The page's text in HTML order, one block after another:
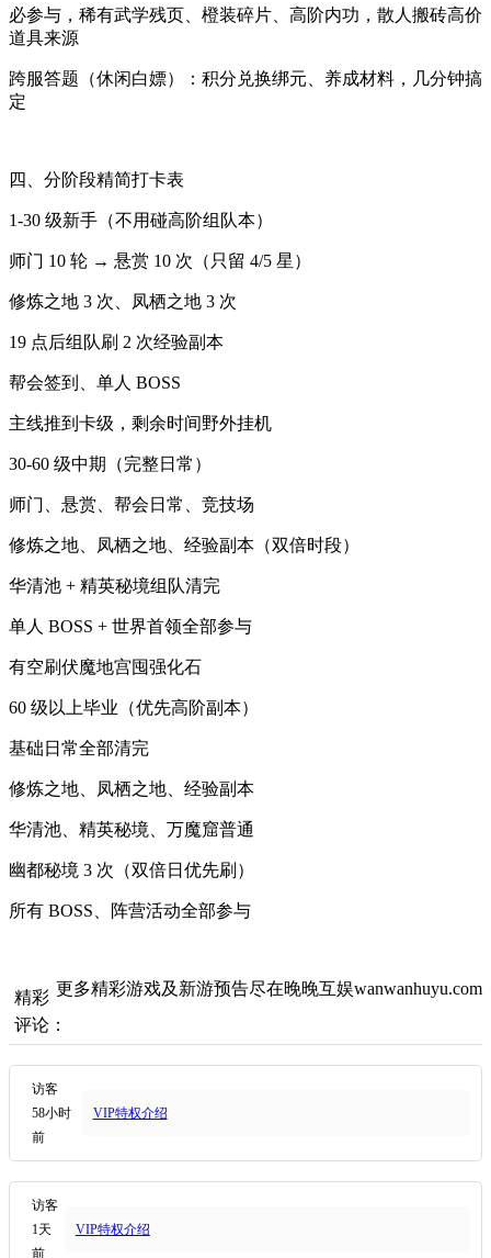
必参与，稀有武学残页、橙装碎片、高阶内功，散人搬砖高价
道具来源
跨服答题（休闲白嫖）：积分兑换绑元、养成材料，几分钟搞
定
四、分阶段精简打卡表
1-30 级新手（不用碰高阶组队本）
师门 10 轮 → 悬赏 10 次（只留 4/5 星）
修炼之地 3 次、凤栖之地 3 次
19 点后组队刷 2 次经验副本
帮会签到、单人 BOSS
主线推到卡级，剩余时间野外挂机
30-60 级中期（完整日常）
师门、悬赏、帮会日常、竞技场
修炼之地、凤栖之地、经验副本（双倍时段）
华清池 + 精英秘境组队清完
单人 BOSS + 世界首领全部参与
有空刷伏魔地宫囤强化石
60 级以上毕业（优先高阶副本）
基础日常全部清完
修炼之地、凤栖之地、经验副本
华清池、精英秘境、万魔窟普通
幽都秘境 3 次（双倍日优先刷）
所有 BOSS、阵营活动全部参与
更多精彩游戏及新游预告尽在晚晚互娱wanwanhuyu.com
精彩
评论：
访客
58小时
前
VIP特权介绍
访客
1天
前
VIP特权介绍